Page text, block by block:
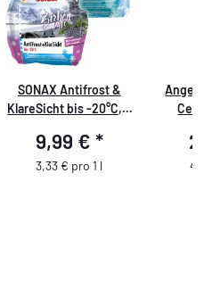
SONAX Antifrost &
KlareSicht bis -20°C, 3
9,99 € *
3,33 € pro 1 l